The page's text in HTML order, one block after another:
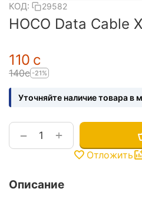
КОД: 29582
HOCO Data Cable
‍110‍ с
‍140‍с -21%
Уточняйте наличие товара в
+
−
Отложить
Описание